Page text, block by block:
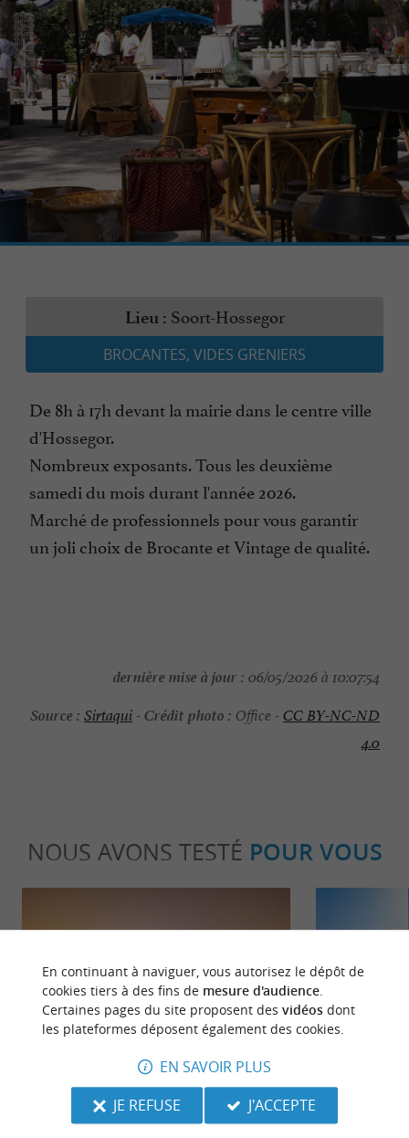
Lieu : Soort-Hossegor
BROCANTES, VIDES GRENIERS
De 8h à 17h devant la mairie dans le centre ville
d'Hossegor.
Nombreux exposants. Tous les deuxième
samedi du mois durant l'année 2026.
Marché de professionnels pour vous garantir
un joli choix de Brocante et Vintage de qualité.
dernière mise à jour : 06/05/2026 à 10:07:54
Source : Sirtaqui-Crédit photo : Office -CC BY-NC-ND
4.0
NOUS AVONS TESTÉ POUR VOUS
Les plus beaux spots photos des
Incontournable
Les
En continuant à naviguer, vous autorisez le dépôt de
cookies tiers à des fins de mesure d'audience.
Certaines pages du site proposent des vidéosdont
les plateformes déposent également des cookies.
EN SAVOIR PLUS
JE REFUSE
J'ACCEPTE